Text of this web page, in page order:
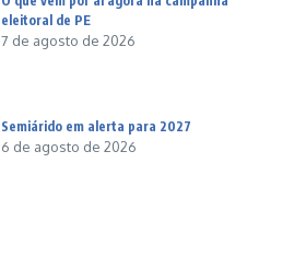
eleitoral de PE
7 de agosto de 2026
Semiárido em alerta para 2027
6 de agosto de 2026